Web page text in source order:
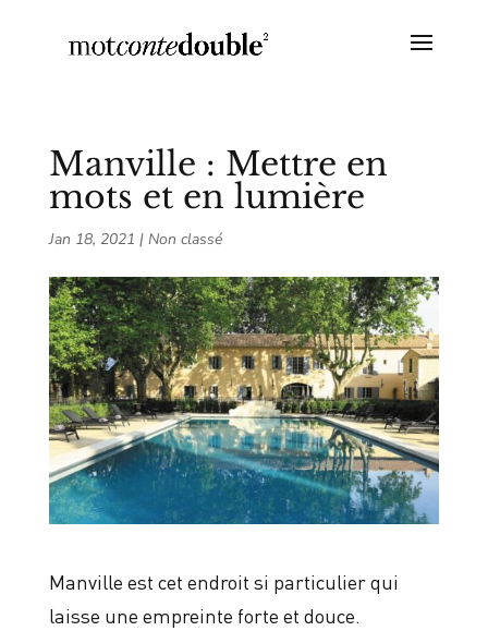
Manville : Mettre en
mots et en lumière
Jan 18, 2021 | Non classé
Manville est cet endroit si particulier qui
laisse une empreinte forte et douce.